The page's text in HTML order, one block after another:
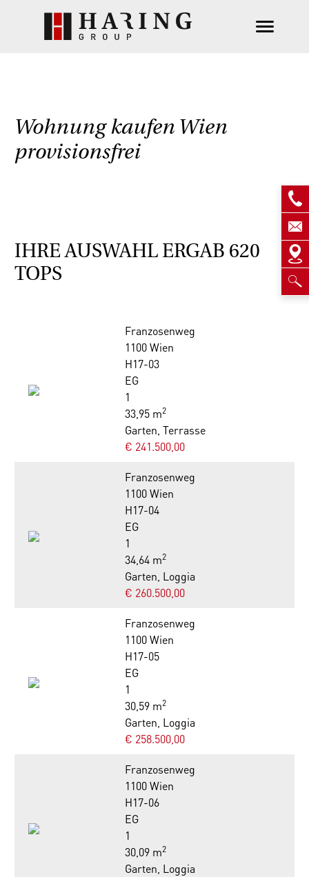
Wohnung kaufen Wien
provisionsfrei
IHRE AUSWAHL ERGAB 620
TOPS
Franzosenweg
1100 Wien
H17-03
EG
1
33,95 m2
Garten, Terrasse
€ 241.500,00
Franzosenweg
1100 Wien
H17-04
EG
1
34,64 m2
Garten, Loggia
€ 260.500,00
Franzosenweg
1100 Wien
H17-05
EG
1
30,59 m2
Garten, Loggia
€ 258.500,00
Franzosenweg
1100 Wien
H17-06
EG
1
30,09 m2
Garten, Loggia